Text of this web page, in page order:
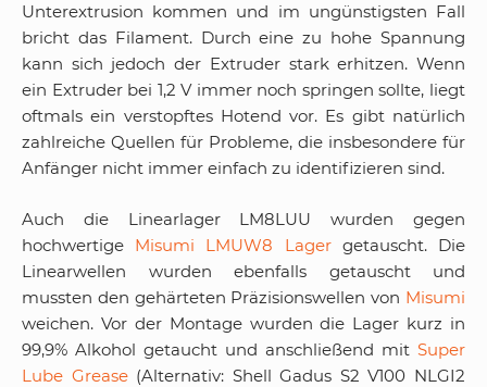
Unterextrusion kommen und im ungünstigsten Fall
bricht das Filament. Durch eine zu hohe Spannung
kann sich jedoch der Extruder stark erhitzen. Wenn
ein Extruder bei 1,2 V immer noch springen sollte, liegt
oftmals ein verstopftes Hotend vor. Es gibt natürlich
zahlreiche Quellen für Probleme, die insbesondere für
Anfänger nicht immer einfach zu identifizieren sind.
Auch die Linearlager LM8LUU wurden gegen
hochwertige Misumi LMUW8 Lagergetauscht. Die
Linearwellen wurden ebenfalls getauscht und
mussten den gehärteten Präzisionswellen von Misumi
weichen. Vor der Montage wurden die Lager kurz in
99,9% Alkohol getaucht und anschließend mit Super
Lube Grease(Alternativ: Shell Gadus S2 V100 NLGI2